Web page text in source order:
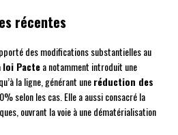
récentes
des modifications substantielles au
loi Pactea notamment introduit une
la ligne, générant uneréduction des
selon les cas. Elle a aussi consacré la
ouvrant la voie à une dématérialisation